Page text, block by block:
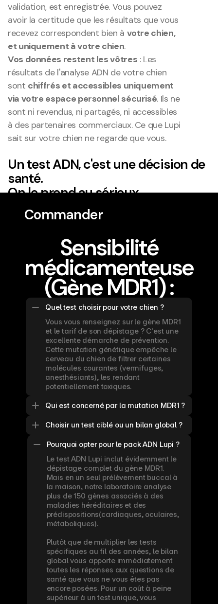
validation, est enregistrée. Vous pouvez
avoir la certitude que les résultats que vous
recevez correspondent bien à votre chien,
et uniquement à votre chien.
Vos données restent les vôtres : Les
résultats de l'analyse ADN de votre chien
sont chiffrés et accessibles uniquement
via votre espace personnel sécurisé. Ils ne
sont ni revendus, ni partagés, ni accessibles
à des partenaires commerciaux. Ce que Lupi
sait sur votre chien ne regarde que vous.
Un test ADN, c'est une décision de
santé.
On le prend au sérieux.
Commander
Sensibilité
médicamenteuse
(Gène MDR1) :
Quel test choisir pour votre chien ?
Vous vous renseignez sur le gène MDR1
et le tarif de son dépistage ? C'est une
excellente démarche de prévention.
Cette mutation génétique empêche le
cerveau du chien de filtrer certaines
molécules courantes (vermifuges,
anesthésiants), les rendant
potentiellement toxiques.
Qui est concerné par la mutation MDR1 ?
Choisir un test ciblé ou un bilan global ?
Pourquoi opter pour le pack ADN Lupi ?
Le test ADN Lupi inclut évidemment le
dépistage complet du gène MDR1.
Mais en un seul prélèvement buccal à
la maison, notre laboratoire analyse
plus de 150 gènes associés à des
maladies héréditaires et des
prédispositions(cardiaques, oculaires,
métaboliques).
Plutôt que de multiplier les tests
spécifiques au fil des années, le bilan
global vous apporte immédiatement
toutes les réponses aux questions de
santé que vous ne vous êtes pas
encore posées. Pour un coût à peine
supérieur à un test unique, vous